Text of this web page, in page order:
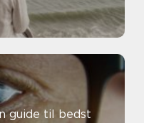
guide til bedst